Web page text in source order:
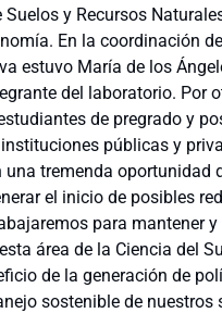
y Recursos
En la coordinación
estuvo María de los
del laboratorio. Por
de pregrado y
públicas y
tremenda oportunidad
el inicio de posibles
para mantener
área de la Ciencia del
de la generación de
sostenible de nuestros